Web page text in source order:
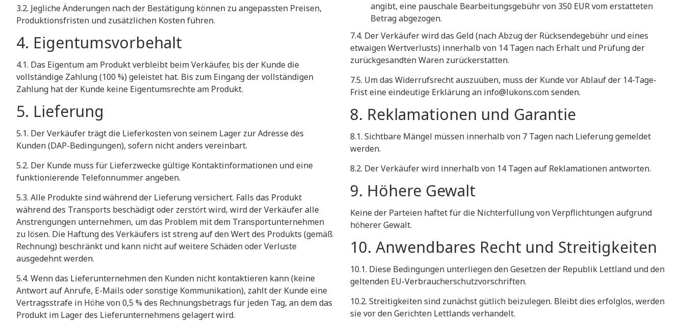
​3.2. Jegliche Änderungen nach der Bestätigung können zu angepassten Preisen,
Produktionsfristen und zusätzlichen Kosten führen.
​4. Eigentumsvorbehalt
​4.1. Das Eigentum am Produkt verbleibt beim Verkäufer, bis der Kunde die
vollständige Zahlung (100 %) geleistet hat. Bis zum Eingang der vollständigen
Zahlung hat der Kunde keine Eigentumsrechte am Produkt.
​5. Lieferung
​5.1. Der Verkäufer trägt die Lieferkosten von seinem Lager zur Adresse des
Kunden (DAP-Bedingungen), sofern nicht anders vereinbart.
​5.2. Der Kunde muss für Lieferzwecke gültige Kontaktinformationen und eine
funktionierende Telefonnummer angeben.
​5.3. Alle Produkte sind während der Lieferung versichert. Falls das Produkt
während des Transports beschädigt oder zerstört wird, wird der Verkäufer alle
Anstrengungen unternehmen, um das Problem mit dem Transportunternehmen
zu lösen. Die Haftung des Verkäufers ist streng auf den Wert des Produkts (gemäß
Rechnung) beschränkt und kann nicht auf weitere Schäden oder Verluste
ausgedehnt werden.
​5.4. Wenn das Lieferunternehmen den Kunden nicht kontaktieren kann (keine
Antwort auf Anrufe, E-Mails oder sonstige Kommunikation), zahlt der Kunde eine
Vertragsstrafe in Höhe von 0,5 % des Rechnungsbetrags für jeden Tag, an dem das
Produkt im Lager des Lieferunternehmens gelagert wird.
angibt, eine pauschale Bearbeitungsgebühr von 350 EUR vom erstatteten
Betrag abgezogen.
​7.4. Der Verkäufer wird das Geld (nach Abzug der Rücksendegebühr und eines
etwaigen Wertverlusts) innerhalb von 14 Tagen nach Erhalt und Prüfung der
zurückgesandten Waren zurückerstatten.
​7.5. Um das Widerrufsrecht auszuüben, muss der Kunde vor Ablauf der 14-Tage-
Frist eine eindeutige Erklärung an info@lukons.com senden.
​8. Reklamationen und Garantie
​8.1. Sichtbare Mängel müssen innerhalb von 7 Tagen nach Lieferung gemeldet
werden.
​8.2. Der Verkäufer wird innerhalb von 14 Tagen auf Reklamationen antworten.
​9. Höhere Gewalt
​Keine der Parteien haftet für die Nichterfüllung von Verpflichtungen aufgrund
höherer Gewalt.
​10. Anwendbares Recht und Streitigkeiten
​10.1. Diese Bedingungen unterliegen den Gesetzen der Republik Lettland und den
geltenden EU-Verbraucherschutzvorschriften.
​10.2. Streitigkeiten sind zunächst gütlich beizulegen. Bleibt dies erfolglos, werden
sie vor den Gerichten Lettlands verhandelt.